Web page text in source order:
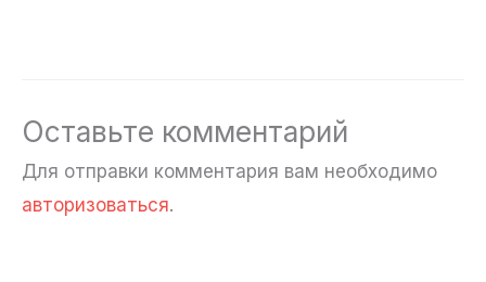
Оставьте комментарий
Для отправки комментария вам необходимо
авторизоваться.